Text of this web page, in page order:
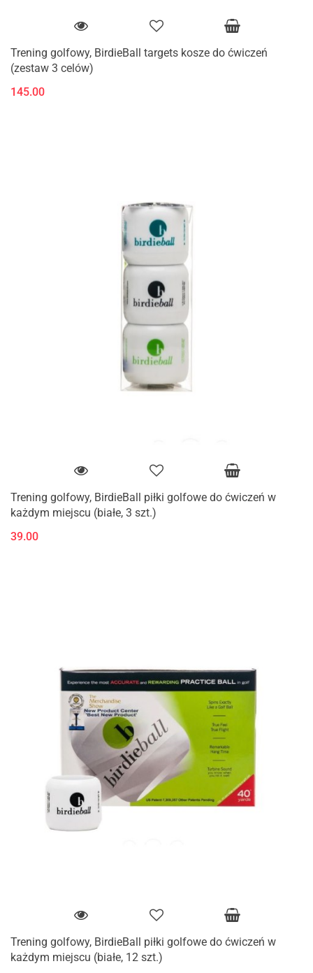
Trening golfowy, BirdieBall targets kosze do ćwiczeń
(zestaw 3 celów)
145.00
Trening golfowy, BirdieBall piłki golfowe do ćwiczeń w
każdym miejscu (białe, 3 szt.)
39.00
Trening golfowy, BirdieBall piłki golfowe do ćwiczeń w
każdym miejscu (białe, 12 szt.)